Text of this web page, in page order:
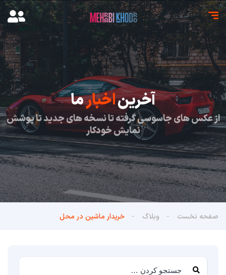
آخریناخبارما
از عکس های جاسوسی گرفته تا نسخه های جدید تا پوشش
نمایش خودکار
صفحه نخست وبلاگ خریدار ماشین در محل